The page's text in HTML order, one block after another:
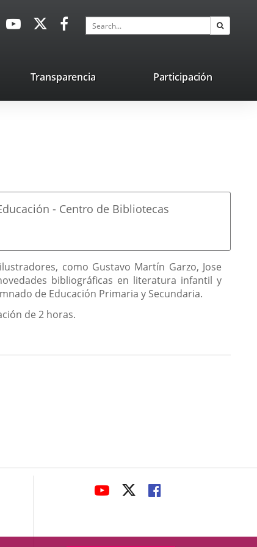
Link
Link
application.
application.
Search
Transparencia Participación
- Centro de Bibliotecas
como Gustavo Martín Garzo, Jose
bibliográficas en literatura infantil y
de Educación Primaria y Secundaria.
de 2 horas.
LINK
APPLICATION.
LINK
APPLICATION.
LINK
APPLICATION.